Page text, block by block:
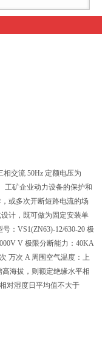
相交流 50Hz 定额电压为
工矿企业动力设备的保护和
或多次开断短路电流的场
计，既可做为固定安装单
：VS1(ZN63)-12/630-20 极
V 极限分断能力：40KA
万次 A 周围空气温度：上
海拔，则额定绝缘水平相
对湿度日平均值不大于